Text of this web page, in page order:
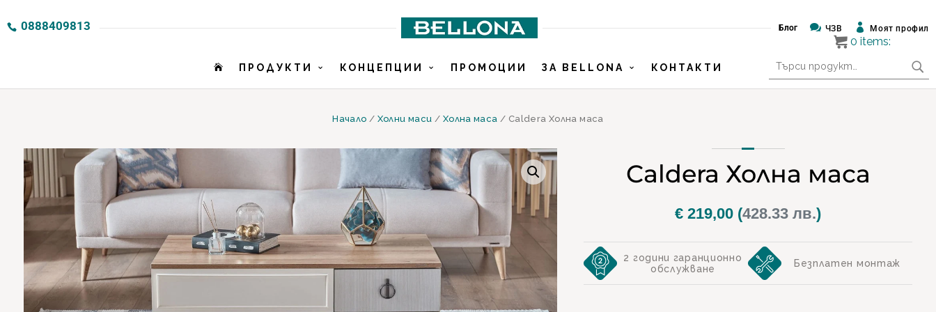
0888409813 Блог  ЧЗВ  Моят профил
 ПРОДУКТИ КОНЦЕПЦИИ ПРОМОЦИИ ЗА BELLONA КОНТАКТИ
за:
Начало / Холни маси / Холна маса / Caldera Холна маса
Caldera Холна маса
€ 219,00 (428.33 лв.)
2 години гаранционно
обслужване
Безплатен монтаж
0 items: